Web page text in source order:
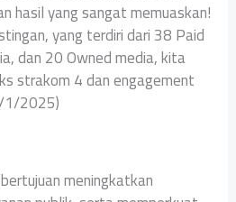
hasil yang sangat memuaskan!
yang terdiri dari 38 Paid
dan 20 Owned media, kita
strakom 4 dan engagement
1/2025)
meningkatkan